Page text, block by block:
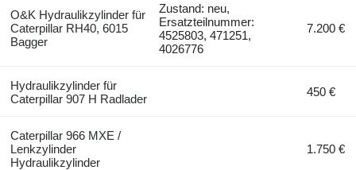
O&K Hydraulikzylinder für
Caterpillar RH40, 6015
Bagger
Zustand: neu,
Ersatzteilnummer:
4525803, 471251,
4026776
7.200 €
Hydraulikzylinder für
Caterpillar 907 H Radlader
450 €
Caterpillar 966 MXE /
Lenkzylinder
Hydraulikzylinder
1.750 €